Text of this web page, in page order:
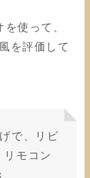
使って、
を評価して
で、リビ
リモコン